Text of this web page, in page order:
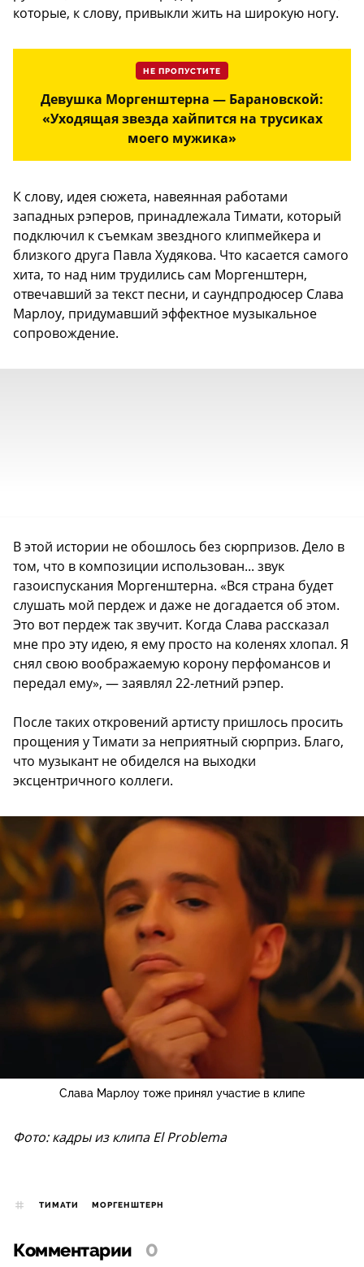
которые, к слову, привыкли жить на широкую ногу.
НЕ ПРОПУСТИТЕ
Девушка Моргенштерна — Барановской:
«Уходящая звезда хайпится на трусиках
моего мужика»
К слову, идея сюжета, навеянная работами
западных рэперов, принадлежала Тимати, который
подключил к съемкам звездного клипмейкера и
близкого друга Павла Худякова. Что касается самого
хита, то над ним трудились сам Моргенштерн,
отвечавший за текст песни, и саундпродюсер Слава
Марлоу, придумавший эффектное музыкальное
сопровождение.
В этой истории не обошлось без сюрпризов. Дело в
том, что в композиции использован... звук
газоиспускания Моргенштерна. «Вся страна будет
слушать мой пердеж и даже не догадается об этом.
Это вот пердеж так звучит. Когда Слава рассказал
мне про эту идею, я ему просто на коленях хлопал. Я
снял свою воображаемую корону перфомансов и
передал ему», — заявлял 22-летний рэпер.
После таких откровений артисту пришлось просить
прощения у Тимати за неприятный сюрприз. Благо,
что музыкант не обиделся на выходки
эксцентричного коллеги.
Слава Марлоу тоже принял участие в клипе
Фото: кадры из клипа El Problema
ТИМАТИ МОРГЕНШТЕРН
Комментарии 0